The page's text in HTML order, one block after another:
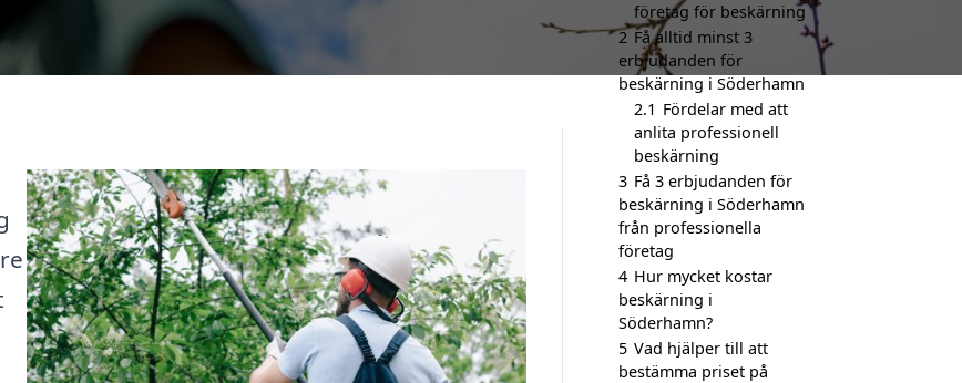
företag för beskärning
2 Få alltid minst 3
erbjudanden för
beskärning i Söderhamn
2.1 Fördelar med att
anlita professionell
beskärning
3 Få 3 erbjudanden för
beskärning i Söderhamn
från professionella
företag
4 Hur mycket kostar
beskärning i
Söderhamn?
5 Vad hjälper till att
bestämma priset på